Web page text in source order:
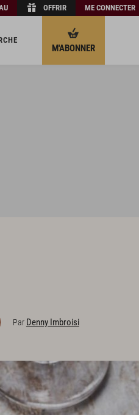
OFFRIR ME CONNECTER
M'ABONNER
Par Denny Imbroisi